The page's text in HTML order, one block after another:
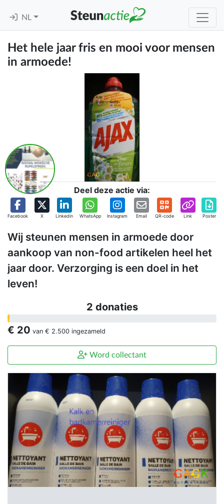
NL
Het hele jaar fris en mooi voor mensen
in armoede!
Deel deze actie via:
Facebook X Linkedin WhatsApp Instagram Email QR-code Link Poster
Wij steunen mensen in armoede door
aankoop van non-food artikelen heel het
jaar door. Verzorging is een doel in het
leven!
2 donaties
€ 20 van € 2.500 ingezameld
Word collectant